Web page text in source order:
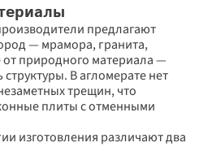
предлагают
— мрамора, гранита,
природного материала —
В агломерате нет
трещин, что
плиты с отменными
изготовления различают два